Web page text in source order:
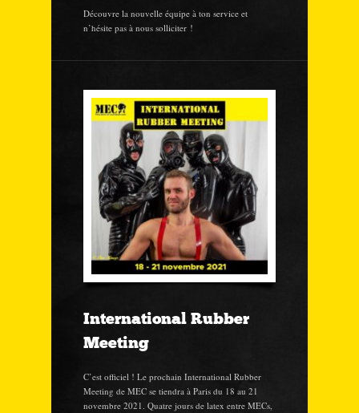
Découvre la nouvelle équipe à ton service et
n’hésite pas à nous solliciter !
International Rubber
Meeting
C’est officiel ! Le prochain International Rubber
Meeting de MEC se tiendra à Paris du 18 au 21
novembre 2021. Quatre jours de latex entre MECs,